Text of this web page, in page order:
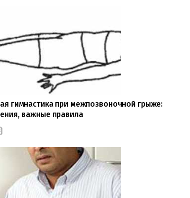
гимнастика при межпозвоночной грыже:
важные правила